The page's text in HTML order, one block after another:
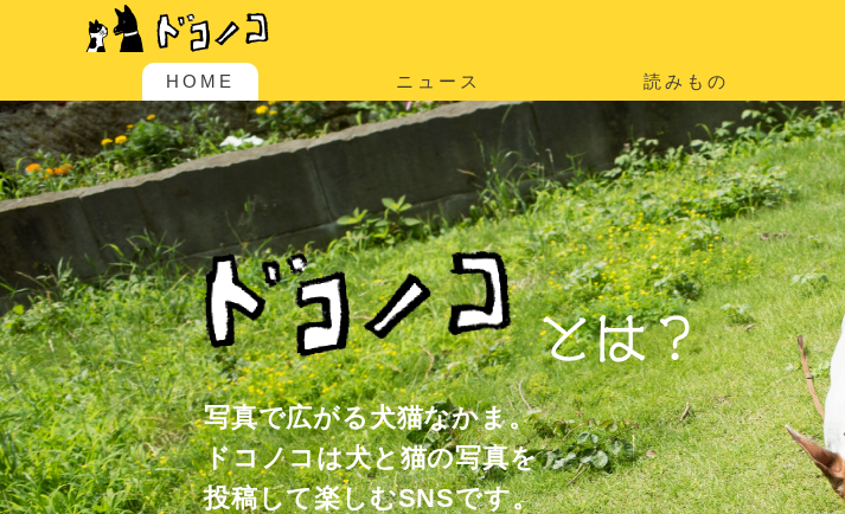
HOME ニュース 読みもの
写真で広がる犬猫なかま。
ドコノコは犬と猫の写真を
投稿して楽しむSNSです。